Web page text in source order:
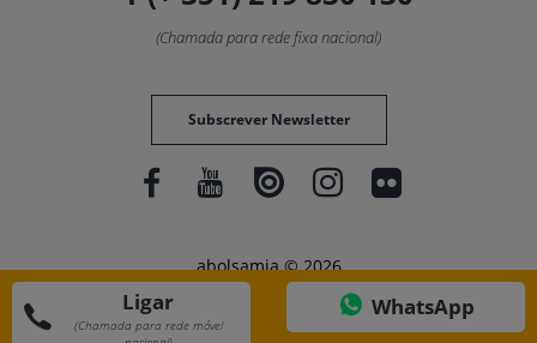
Ligar
(Chamada para rede móvel
WhatsApp
(Chamada para rede fixa nacional)
Subscrever Newsletter
abolsamia © 2026